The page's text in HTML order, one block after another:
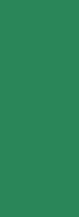
Koerad